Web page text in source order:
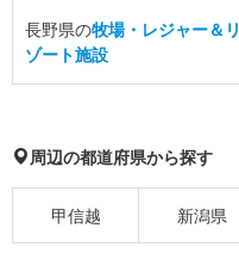
長野県の牧場・レジャー＆リ
ゾート施設
周辺の都道府県から探す
甲信越 新潟県